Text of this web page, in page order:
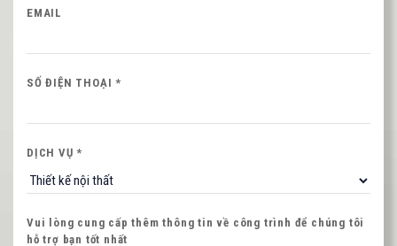
EMAIL
SỐ ĐIỆN THOẠI *
DỊCH VỤ *
Vui lòng cung cấp thêm thông tin về công trình để chúng tôi
hỗ trợ bạn tốt nhất
LIÊN HỆ TƯ VẤN / BÁO GIÁ
SỐ ĐIỆN THOẠI *